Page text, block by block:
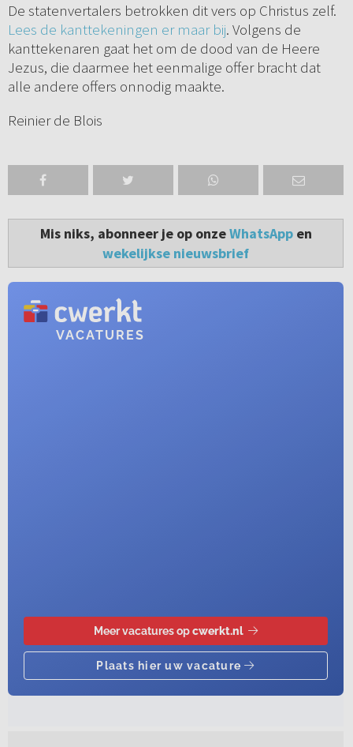
De statenvertalers betrokken dit vers op Christus zelf.
Lees de kanttekeningen er maar bij. Volgens de
kanttekenaren gaat het om de dood van de Heere
Jezus, die daarmee het eenmalige offer bracht dat
alle andere offers onnodig maakte.
Reinier de Blois
Mis niks, abonneer je op onzeWhatsAppen
wekelijkse nieuwsbrief